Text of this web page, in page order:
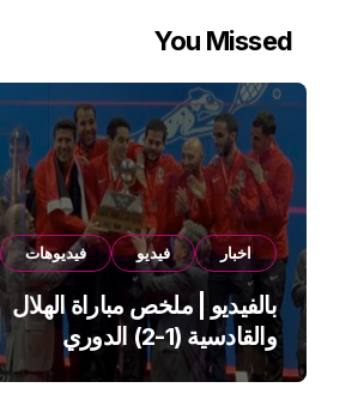
You Missed
اخبار فيديو فيديوهات
بالفيديو | ملخص مباراة الهلال
والقادسية (1-2) الدوري
السعودي